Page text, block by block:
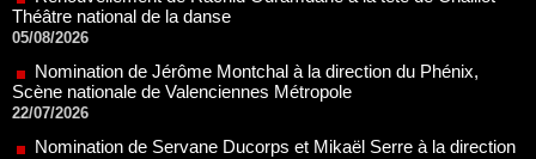
Nomination de Jérôme Montchal à la direction du Phénix,
Scène nationale de Valenciennes Métropole
Nomination de Servane Ducorps et Mikaël Serre à la direction
de la Comédie de Colmar - Centre Dramatique National Grand
07/07/2026